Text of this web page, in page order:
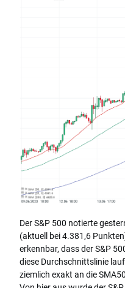
Der S&P 500 notierte
(aktuell bei 4.381,6
erkennbar, dass der S&P
diese Durchschnittslinie
ziemlich exakt an die